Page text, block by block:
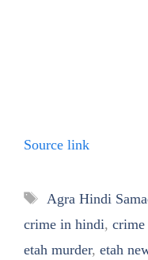
Source link
Tags
Agra Hindi
crime in hindi, crime
etah murder, etah